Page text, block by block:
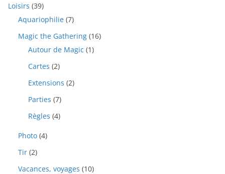
Loisirs (39)
Aquariophilie (7)
Magic the Gathering (16)
Autour de Magic (1)
Cartes (2)
Extensions (2)
Parties (7)
Règles (4)
Photo (4)
Tir (2)
Vacances, voyages (10)